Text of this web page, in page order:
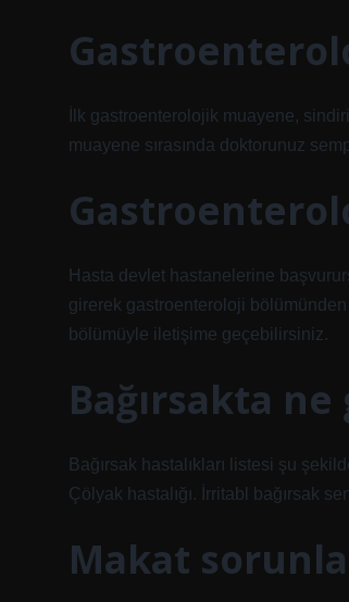
İlk gastroenterolojik muayene,
muayene sırasında doktorunuz
Hasta devlet hastanelerine
girerek gastroenteroloji
bölümüyle iletişime geçebilirsiniz.
Bağırsakta
Bağırsak hastalıkları listesi şu
Çölyak hastalığı. İrritabl bağırsak
Makat